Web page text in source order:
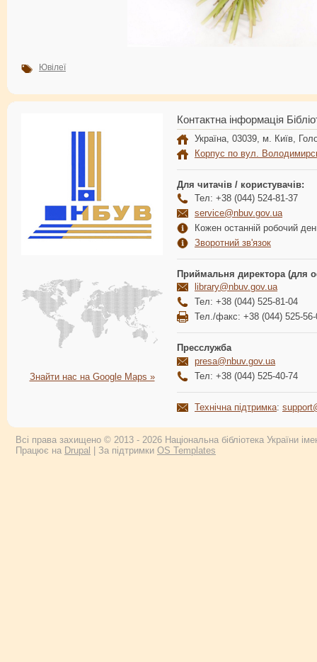
Ювілеї
Знайти нас на Google Maps »
Контактна інформація
Україна, 03039, м. Київ,
Корпус по вул.
Для читачів / користувачів:
Тел: +38 (044) 524-81-37
service@nbuv.gov.ua
Кожен останній робочий
Зворотний зв'язок
Приймальня директора (для
library@nbuv.gov.ua
Тел: +38 (044) 525-81-04
Тел./факс: +38 (044) 525-56-
Пресслужба
presa@nbuv.gov.ua
Тел: +38 (044) 525-40-74
Технічна підтримка:
Всі права захищено © 2013 - 2026 Національна бібліотека України
Працює на Drupal | За підтримки OS Templates